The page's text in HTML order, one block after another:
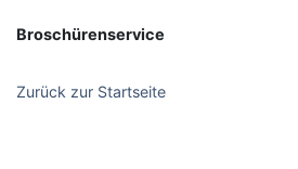
Broschürenservice
Zurück zur Startseite